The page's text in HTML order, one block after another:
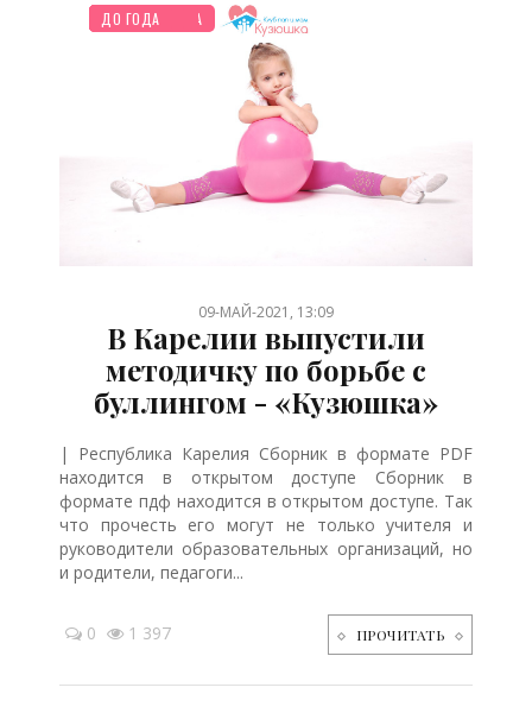
ОТДЫХ
ДЕТЯМ
ПЛАНИРОВАНИЕ
НОВОСТИ МИРА
ПСИХОЛОГИЯ
ПРАЗДНИКИ
ШКОЛЬНИК
ДО ГОДА
09-МАЙ-2021, 13:09
В Карелии выпустили
методичку по борьбе с
буллингом - «Кузюшка»
| Республика Карелия Сборник в формате PDF
находится в открытом доступе Сборник в
формате пдф находится в открытом доступе. Так
что прочесть его могут не только учителя и
руководители образовательных организаций, но
и родители, педагоги...
0 1 397 ПРОЧИТАТЬ